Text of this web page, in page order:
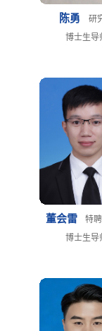
陈勇
研
博士生导
董会雷
特
博士生导